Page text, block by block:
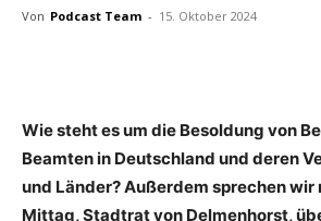
Von Podcast Team - 15. Oktober 2024
Wie steht es um die Besoldung von
Beamten in Deutschland und deren
und Länder? Außerdem sprechen
Mittag, Stadtrat von Delmenhorst,